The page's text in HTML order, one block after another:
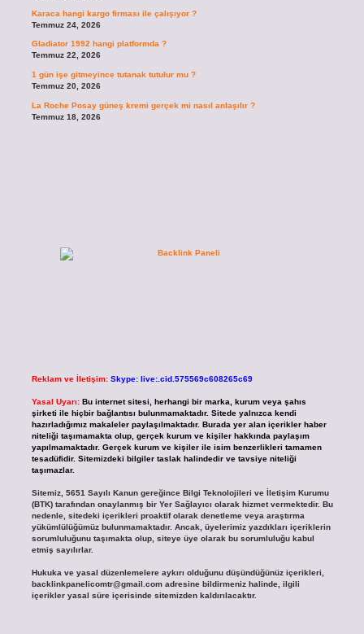
Karaca hangi kargo firması ile çalışıyor ?
Temmuz 24, 2026
Gladiator 1992 hangi platformda ?
Temmuz 22, 2026
1 gün işe gitmeyince tutanak tutulur mu ?
Temmuz 20, 2026
La Roche Posay güneş kremi gerçek mi nasıl anlaşılır ?
Temmuz 18, 2026
Reklam ve İletişim: Skype: live:.cid.575569c608265c69
Yasal Uyarı: Bu internet sitesi, herhangi bir marka, kurum veya şahıs
şirketi ile hiçbir bağlantısı bulunmamaktadır. Sitede yalnızca kendi
hazırladığımız makaleler paylaşılmaktadır. Burada yer alan içerikler haber
niteliği taşımamakta olup, gerçek kurum ve kişiler hakkında paylaşım
yapılmamaktadır. Gerçek kurum ve kişiler ile isim benzerlikleri tamamen
tesadüfidir. Sitemizdeki bilgiler taslak halindedir ve tavsiye niteliği
taşımazlar.
Sitemiz, 5651 Sayılı Kanun gereğince Bilgi Teknolojileri ve İletişim Kurumu
(BTK) tarafından onaylanmış bir Yer Sağlayıcı olarak hizmet vermektedir. Bu
nedenle, sitedeki içerikleri proaktif olarak denetleme veya araştırma
yükümlülüğümüz bulunmamaktadır. Ancak, üyelerimiz yazdıkları içeriklerin
sorumluluğunu taşımakta olup, siteye üye olarak bu sorumluluğu kabul
etmiş sayılırlar.
Hukuka ve yasal düzenlemelere aykırı olduğunu düşündüğünüz içerikleri,
backlinkpanelicomtr@gmail.comadresine bildirmeniz halinde, ilgili
içerikler yasal süre içerisinde sitemizden kaldırılacaktır.